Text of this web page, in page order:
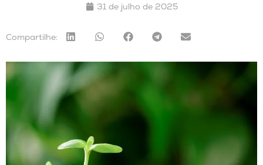
31 de julho de 2025
Compartilhe: